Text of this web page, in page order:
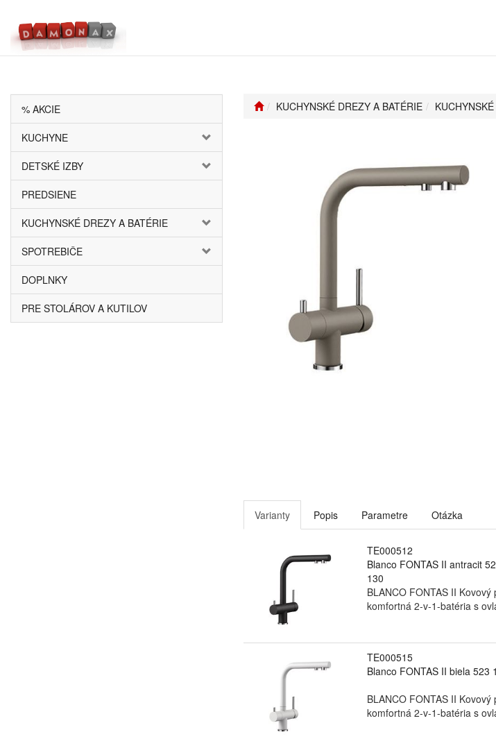
% AKCIE
KUCHYNE
DETSKÉ IZBY
PREDSIENE
KUCHYNSKÉ DREZY A BATÉRIE
SPOTREBIČE
DOPLNKY
PRE STOLÁROV A KUTILOV
KUCHYNSKÉ DREZY A BATÉRIE
Varianty Popis Parametre Otázka
TE000512
Blanco FONTAS II antracit
130
BLANCO FONTAS II
komfortná 2-v-1-batéria s
TE000515
Blanco FONTAS II biela 523
BLANCO FONTAS II
komfortná 2-v-1-batéria s